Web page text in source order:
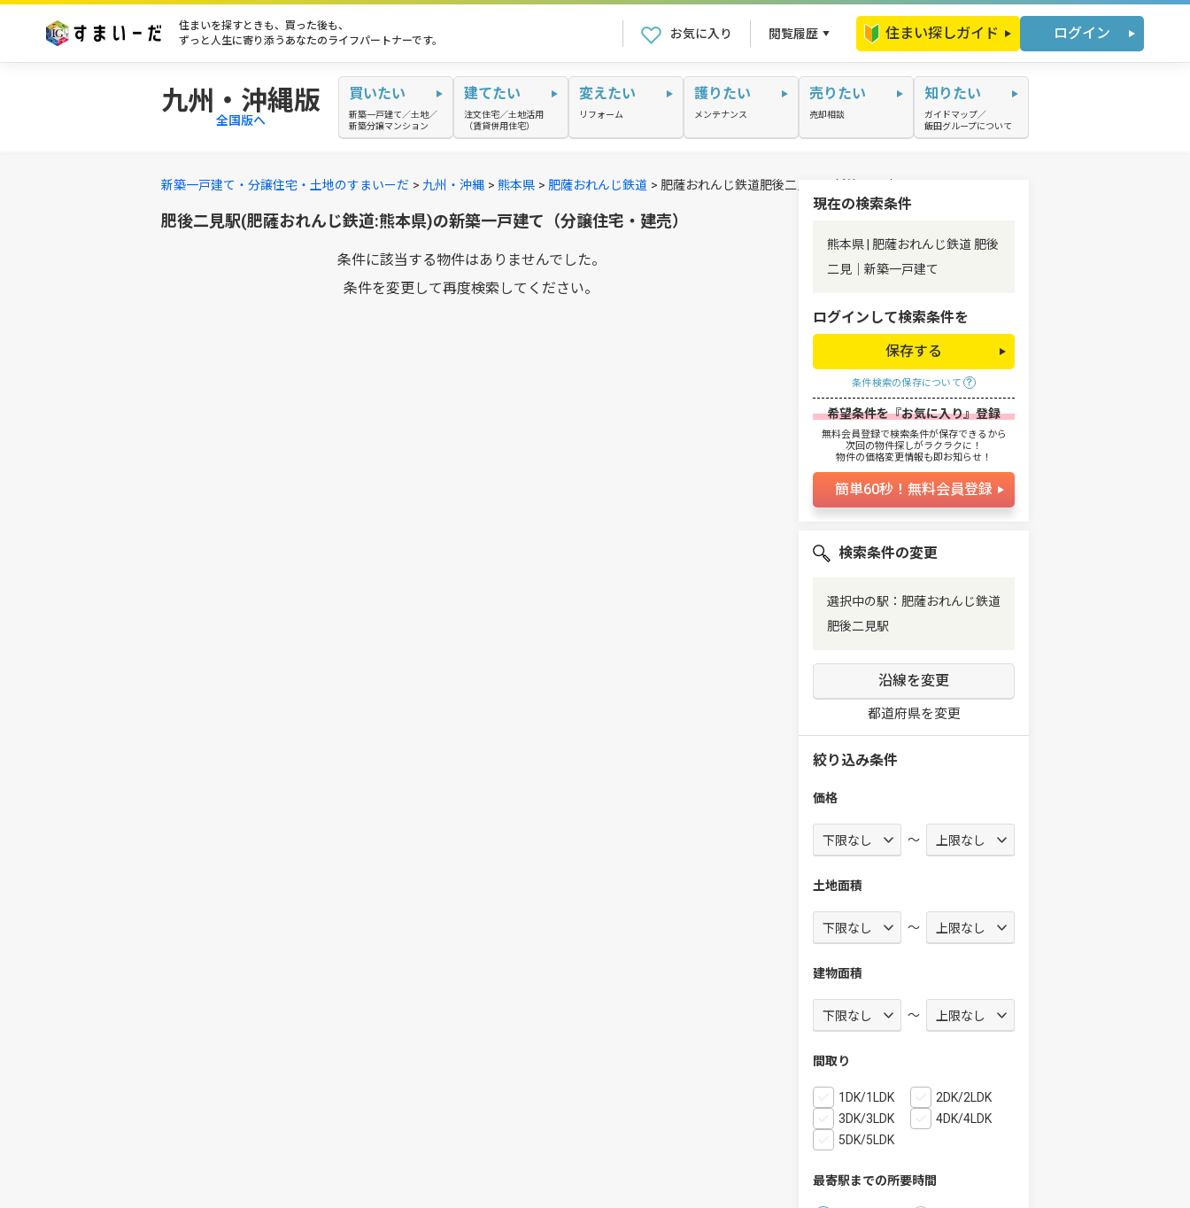
住まいを探すときも、買った後も、
ずっと人生に寄り添うあなたのライフパートナーです。
お気に入り 閲覧履歴 住まい探しガイド ログイン
九州・沖縄版
全国版へ
買いたい
新築一戸建て／土地／
新築分譲マンション
建てたい
注文住宅／土地活用
（賃貸併用住宅）
変えたい
リフォーム
護りたい
メンテナンス
売りたい
売却相談
知りたい
ガイドマップ／
飯田グループについて
新築一戸建て・分譲住宅・土地のすまいーだ 九州・沖縄 熊本県 肥薩おれんじ鉄道 肥薩おれんじ鉄道肥後二見駅の新築一戸建て
肥後二見駅(肥薩おれんじ鉄道:熊本県)の新築一戸建て（分譲住宅・建売）
条件に該当する物件はありませんでした。
条件を変更して再度検索してください。
現在の検索条件
熊本県 | 肥薩おれんじ鉄道 肥後
二見｜新築一戸建て
ログインして検索条件を
保存する
条件検索の保存について
希望条件を『お気に入り』登録
無料会員登録で検索条件が保存できるから
次回の物件探しがラクラクに！
物件の価格変更情報も即お知らせ！
簡単60秒！無料会員登録
検索条件の変更
選択中の駅：肥薩おれんじ鉄道
肥後二見駅
沿線を変更
都道府県を変更
絞り込み条件
価格
～
土地面積
～
建物面積
～
間取り
1DK/1LDK
2DK/2LDK
3DK/3LDK
4DK/4LDK
5DK/5LDK
最寄駅までの所要時間